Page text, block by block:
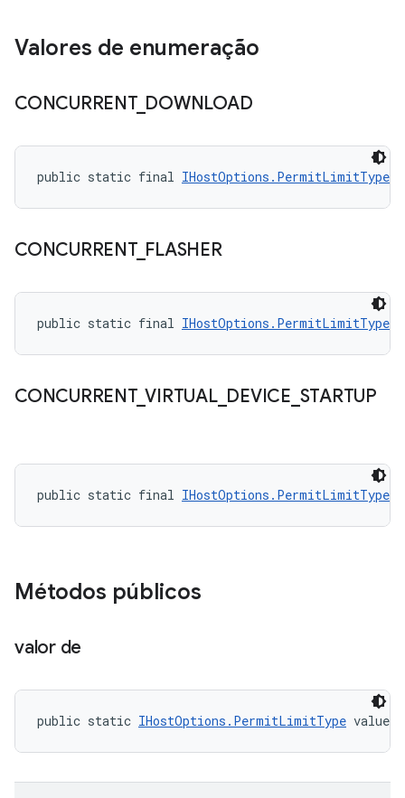
Valores de enumeração
CONCURRENT_ DOWNLOAD
public static final IHostOptions.PermitLimitType
CONCURRENT_ FLASHER
public static final IHostOptions.PermitLimitType
CONCURRENT_VIRTUAL_ DEVICE STARTUP
public static final IHostOptions.PermitLimitType
Métodos públicos
valor de
public static IHostOptions.PermitLimitType